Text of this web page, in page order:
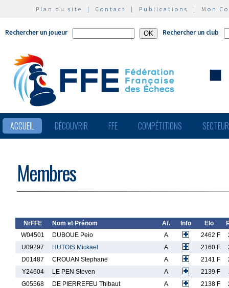
Plan du site | Contact | Publications | Mon
Rechercher un joueur Rechercher un club
ACCUEIL DÉCOUVRIR FFE COMPÉTITIONS
Membres
NrFFE Nom et Prénom Af. Info Elo
W04501
DUBOUE Peio A 2462 F
U09297
HUTOIS Mickael A 2160 F
D01487
CROUAN Stephane A 2141 F
Y24604
LE PEN Steven A 2139 F
G05568
DE PIERREFEU Thibaut A 2138 F